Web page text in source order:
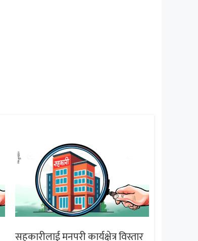
सहकारीलाई मनपरी कार्यक्षेत्र विस्तार